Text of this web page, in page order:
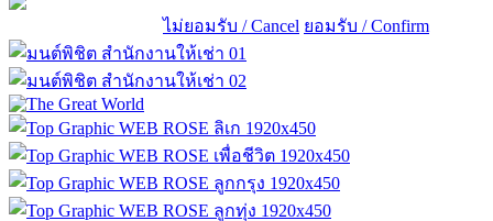
ไม่ยอมรับ / Cancel ยอมรับ / Confirm